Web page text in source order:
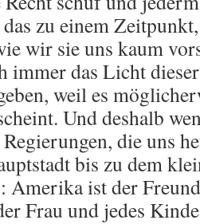
das zu einem
wir sie uns kaum
immer das Licht
weil es
Und deshalb
die uns
bis zu dem
Amerika ist der
Frau und jedes